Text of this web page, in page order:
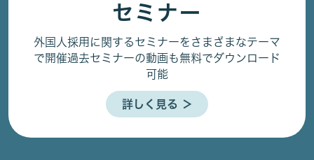
セミナー
外国人採用に関するセミナーをさまざまなテーマ
で開催過去セミナーの動画も無料でダウンロード
可能
詳しく見る ＞